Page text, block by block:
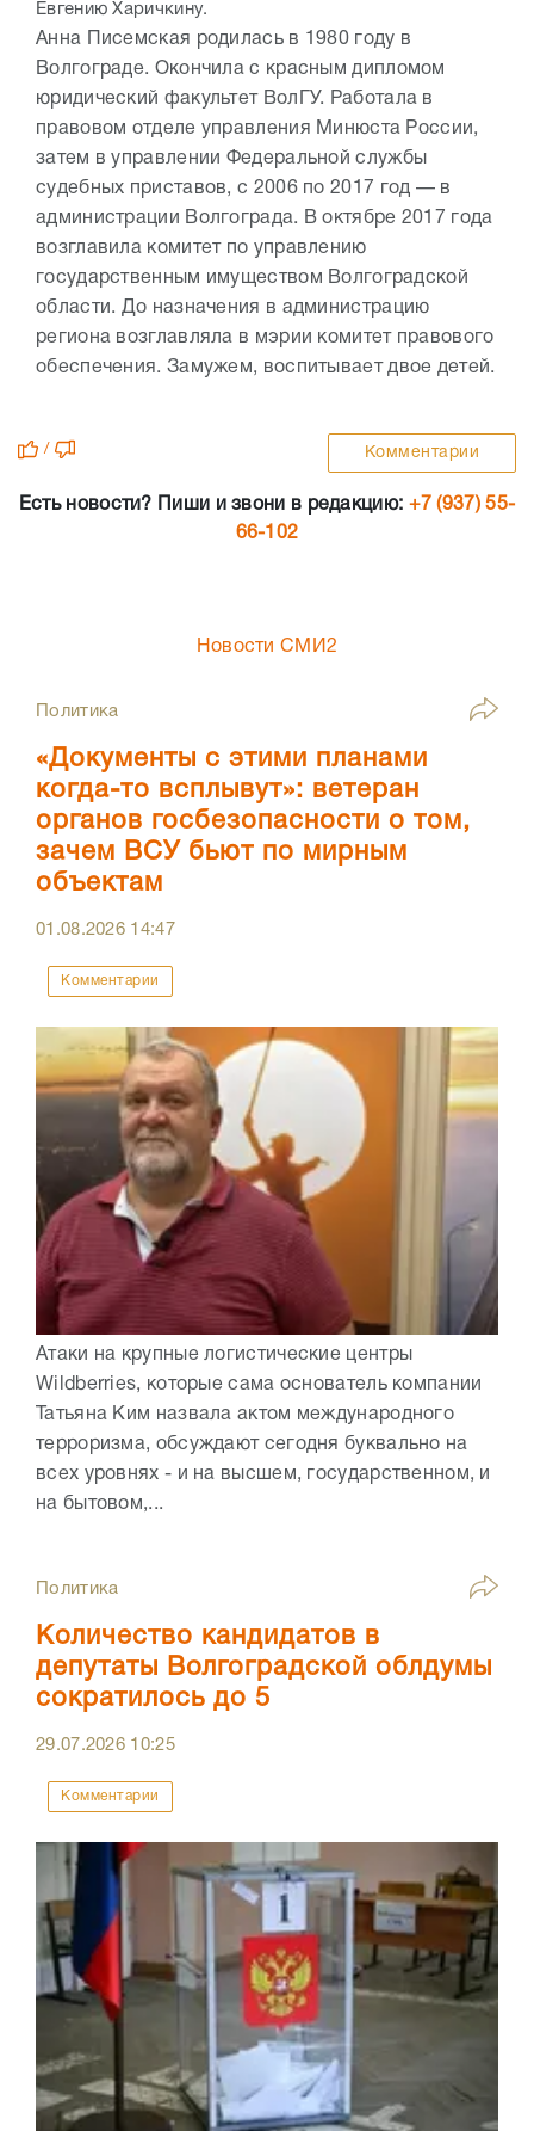
Евгению Харичкину.
Анна Писемская родилась в 1980 году в
Волгограде. Окончила с красным дипломом
юридический факультет ВолГУ. Работала в
правовом отделе управления Минюста России,
затем в управлении Федеральной службы
судебных приставов, с 2006 по 2017 год — в
администрации Волгограда. В октябре 2017 года
возглавила комитет по управлению
государственным имуществом Волгоградской
области. До назначения в администрацию
региона возглавляла в мэрии комитет правового
обеспечения. Замужем, воспитывает двое детей.
/ Комментарии
Есть новости? Пиши и звони в редакцию: +7 (937) 55-
66-102
Новости СМИ2
Политика
«Документы с этими планами
когда-то всплывут»: ветеран
органов госбезопасности о том,
зачем ВСУ бьют по мирным
объектам
01.08.2026 14:47
Комментарии
Атаки на крупные логистические центры
Wildberries, которые сама основатель компании
Татьяна Ким назвала актом международного
терроризма, обсуждают сегодня буквально на
всех уровнях - и на высшем, государственном, и
на бытовом,...
Политика
Количество кандидатов в
депутаты Волгоградской облдумы
сократилось до 5
29.07.2026 10:25
Комментарии